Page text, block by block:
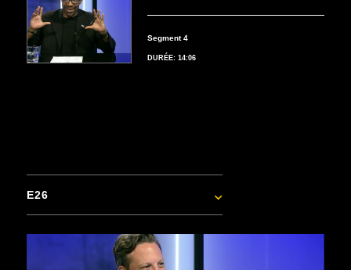
Segment 4
DURÉE: 14:06
E26